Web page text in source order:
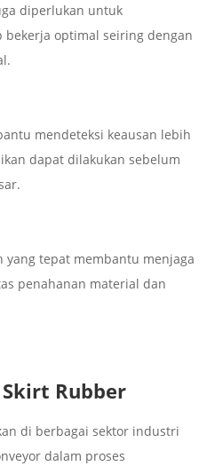
diperlukan untuk
optimal seiring dengan
mendeteksi keausan lebih
dapat dilakukan sebelum
yang tepat membantu menjaga
penahanan material dan
Rubber
di berbagai sektor industri
dalam proses